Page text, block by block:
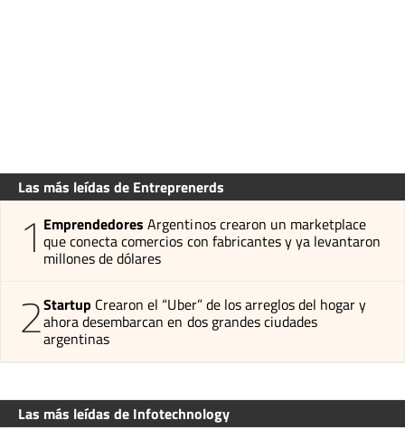
Las más leídas de Entreprenerds
1 Emprendedores Argentinos crearon un marketplace
que conecta comercios con fabricantes y ya levantaron
millones de dólares
2Startup Crearon el “Uber” de los arreglos del hogar y
ahora desembarcan en dos grandes ciudades
argentinas
Las más leídas de Infotechnology